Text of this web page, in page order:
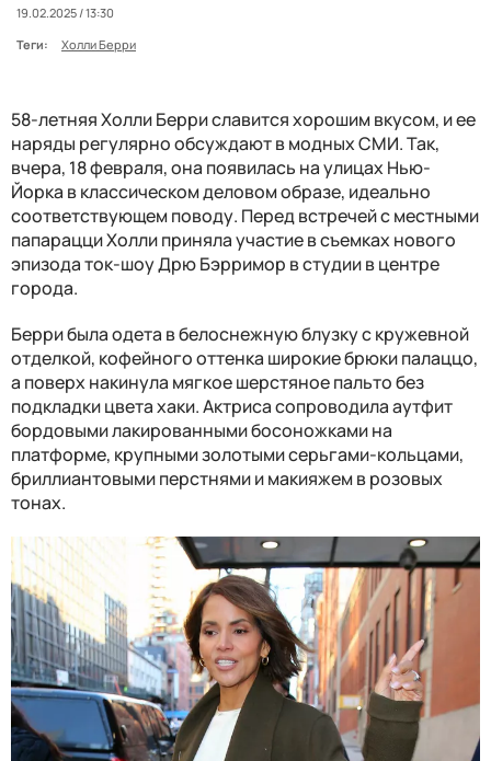
19.02.2025 / 13:30
Теги:
Холли Берри
58-летняя Холли Берри славится хорошим вкусом, и ее
наряды регулярно обсуждают в модных СМИ. Так,
вчера, 18 февраля, она появилась на улицах Нью-
Йорка в классическом деловом образе, идеально
соответствующем поводу. Перед встречей с местными
папарацци Холли приняла участие в съемках нового
эпизода ток-шоу Дрю Бэрримор в студии в центре
города.
Берри была одета в белоснежную блузку с кружевной
отделкой, кофейного оттенка широкие брюки палаццо,
а поверх накинула мягкое шерстяное пальто без
подкладки цвета хаки. Актриса сопроводила аутфит
бордовыми лакированными босоножками на
платформе, крупными золотыми серьгами-кольцами,
бриллиантовыми перстнями и макияжем в розовых
тонах.